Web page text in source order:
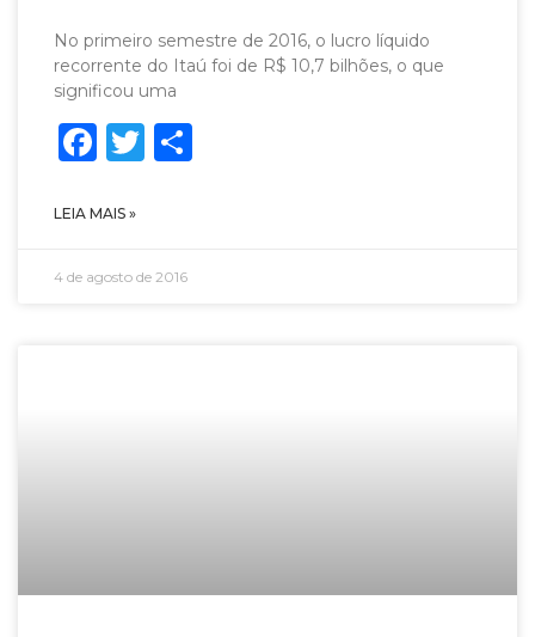
No primeiro semestre de 2016, o lucro líquido
recorrente do Itaú foi de R$ 10,7 bilhões, o que
significou uma
Facebook
Twitter
LEIA MAIS »
4 de agosto de 2016